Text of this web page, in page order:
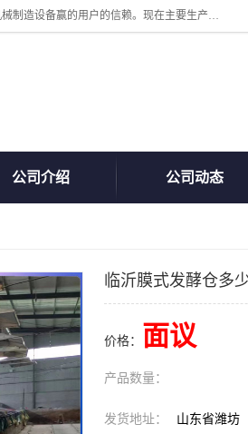
诸城汇泽机械有限公司是一家高新技术设备制造企业。公司坚持以高技术和，高服务于用户，以的环保机械制造设备赢的用户的信赖。现在主要生产死亡畜禽无害化处理和立式和卧式有机肥设备，搅拌机，烘干机，高温发酵机等。污水处理设备，固液分离机。气浮机，化制机等。公司秉承品质，用户至上，科技创新的经营理。
公司介绍 公司动态
临沂膜式发酵仓多
价格： 面议
产品数量：
发货地址： 山东省潍坊